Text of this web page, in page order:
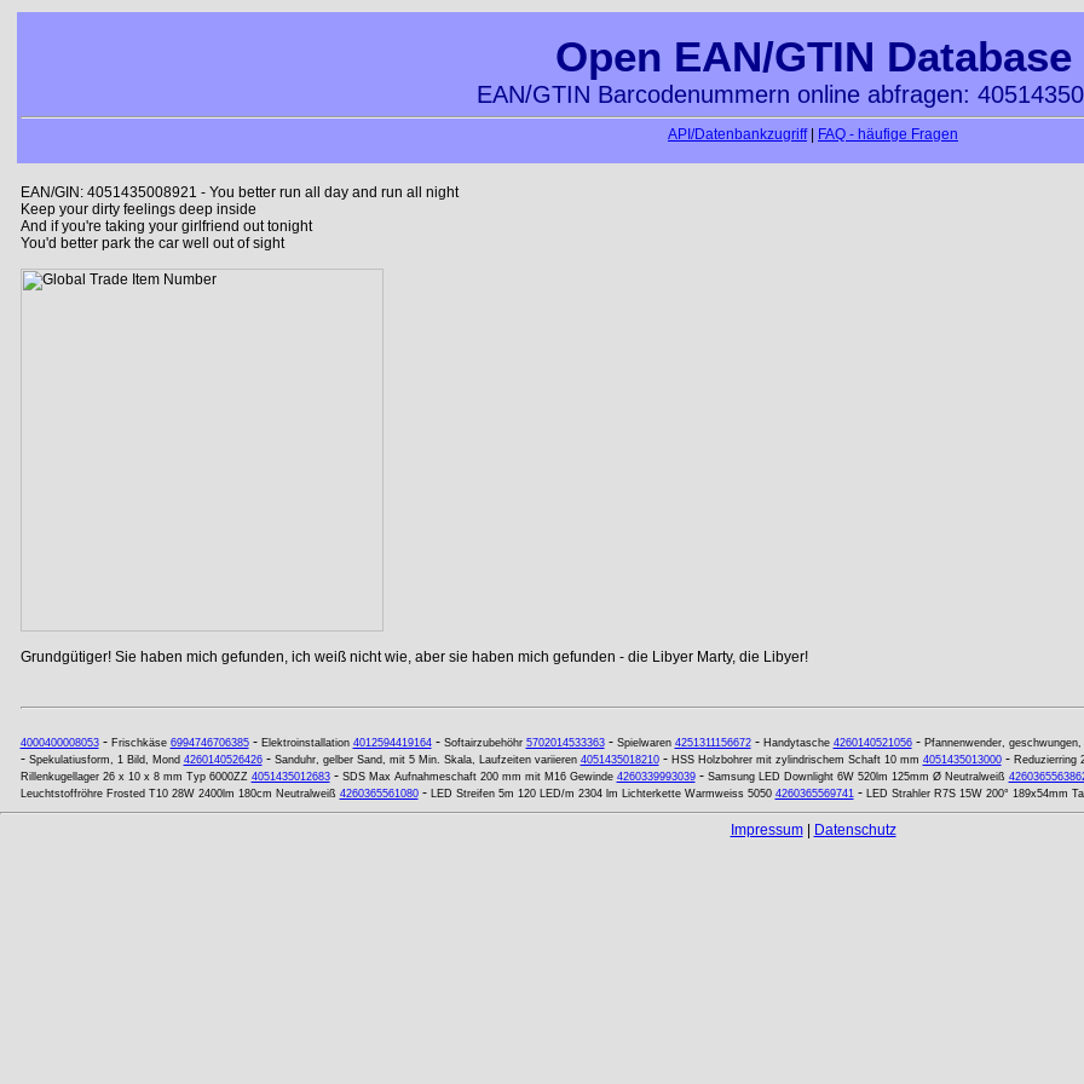
Open EAN/GTIN Database
EAN/GTIN Barcodenummern online abfragen:
API/Datenbankzugriff| FAQ - häufige Fragen
EAN/GIN: 4051435008921 - You better run all day and run all night
Keep your dirty feelings deep inside
And if you're taking your girlfriend out tonight
You'd better park the car well out of sight
Grundgütiger! Sie haben mich gefunden, ich weiß nicht wie, aber sie haben mich gefunden - die Libyer Marty, die Libyer!
4000400008053- Frischkäse 6994746706385- Elektroinstallation 4012594419164- Softairzubehöhr 5702014533363- Spielwaren 4251311156672- Handytasche 4260140521056- Pfannenwender,
- Spekulatiusform, 1 Bild, Mond 4260140526426- Sanduhr, gelber Sand, mit 5 Min. Skala, Laufzeiten variieren 4051435018210- HSS Holzbohrer mit zylindrischem Schaft 10 mm 4051435013000- Reduzierring
Rillenkugellager 26 x 10 x 8 mm Typ 6000ZZ 4051435012683- SDS Max Aufnahmeschaft 200 mm mit M16 Gewinde 4260339993039- Samsung LED Downlight 6W 520lm 125mm Ø Neutralweiß
Leuchtstoffröhre Frosted T10 28W 2400lm 180cm Neutralweiß 4260365561080- LED Streifen 5m 120 LED/m 2304 lm Lichterkette Warmweiss 5050 4260365569741- LED Strahler R7S 15W 200° 189x54mm
Impressum| Datenschutz